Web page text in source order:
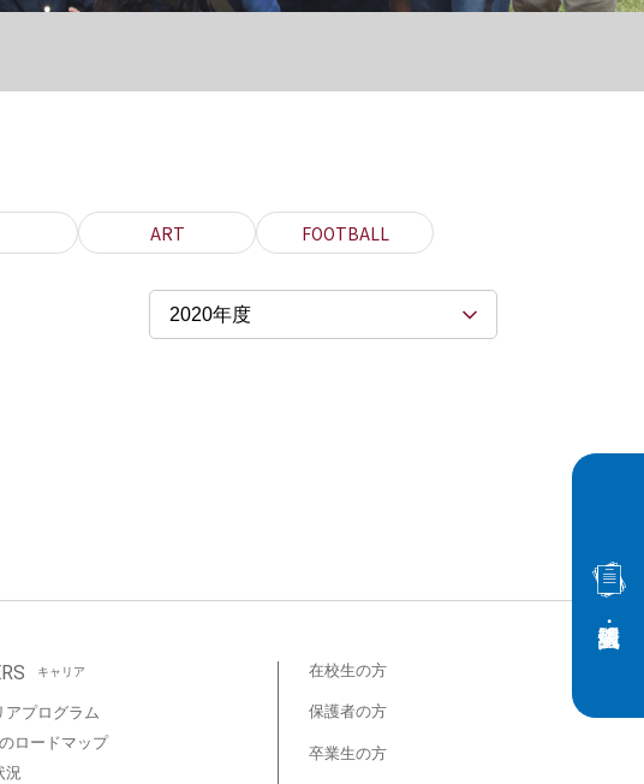
ART FOOTBALL
2020年度
キャリア
アプログラム
ロードマップ
況
在校生の方
保護者の方
卒業生の方